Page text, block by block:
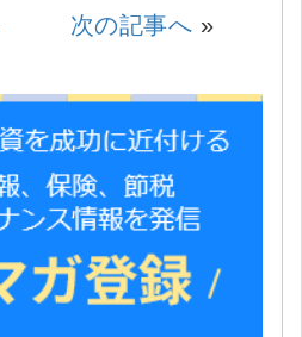
次の記事へ »